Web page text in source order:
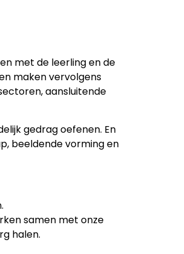
met de leerling en de
maken vervolgens
aansluitende
gedrag oefenen. En
beeldende vorming en
samen met onze
halen.